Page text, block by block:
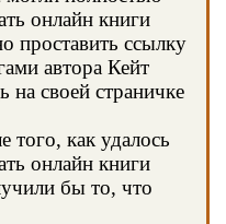
онлайн книги
проставить ссылку
автора Кейт
на своей страничке
того, как удалось
онлайн книги
бы то, что